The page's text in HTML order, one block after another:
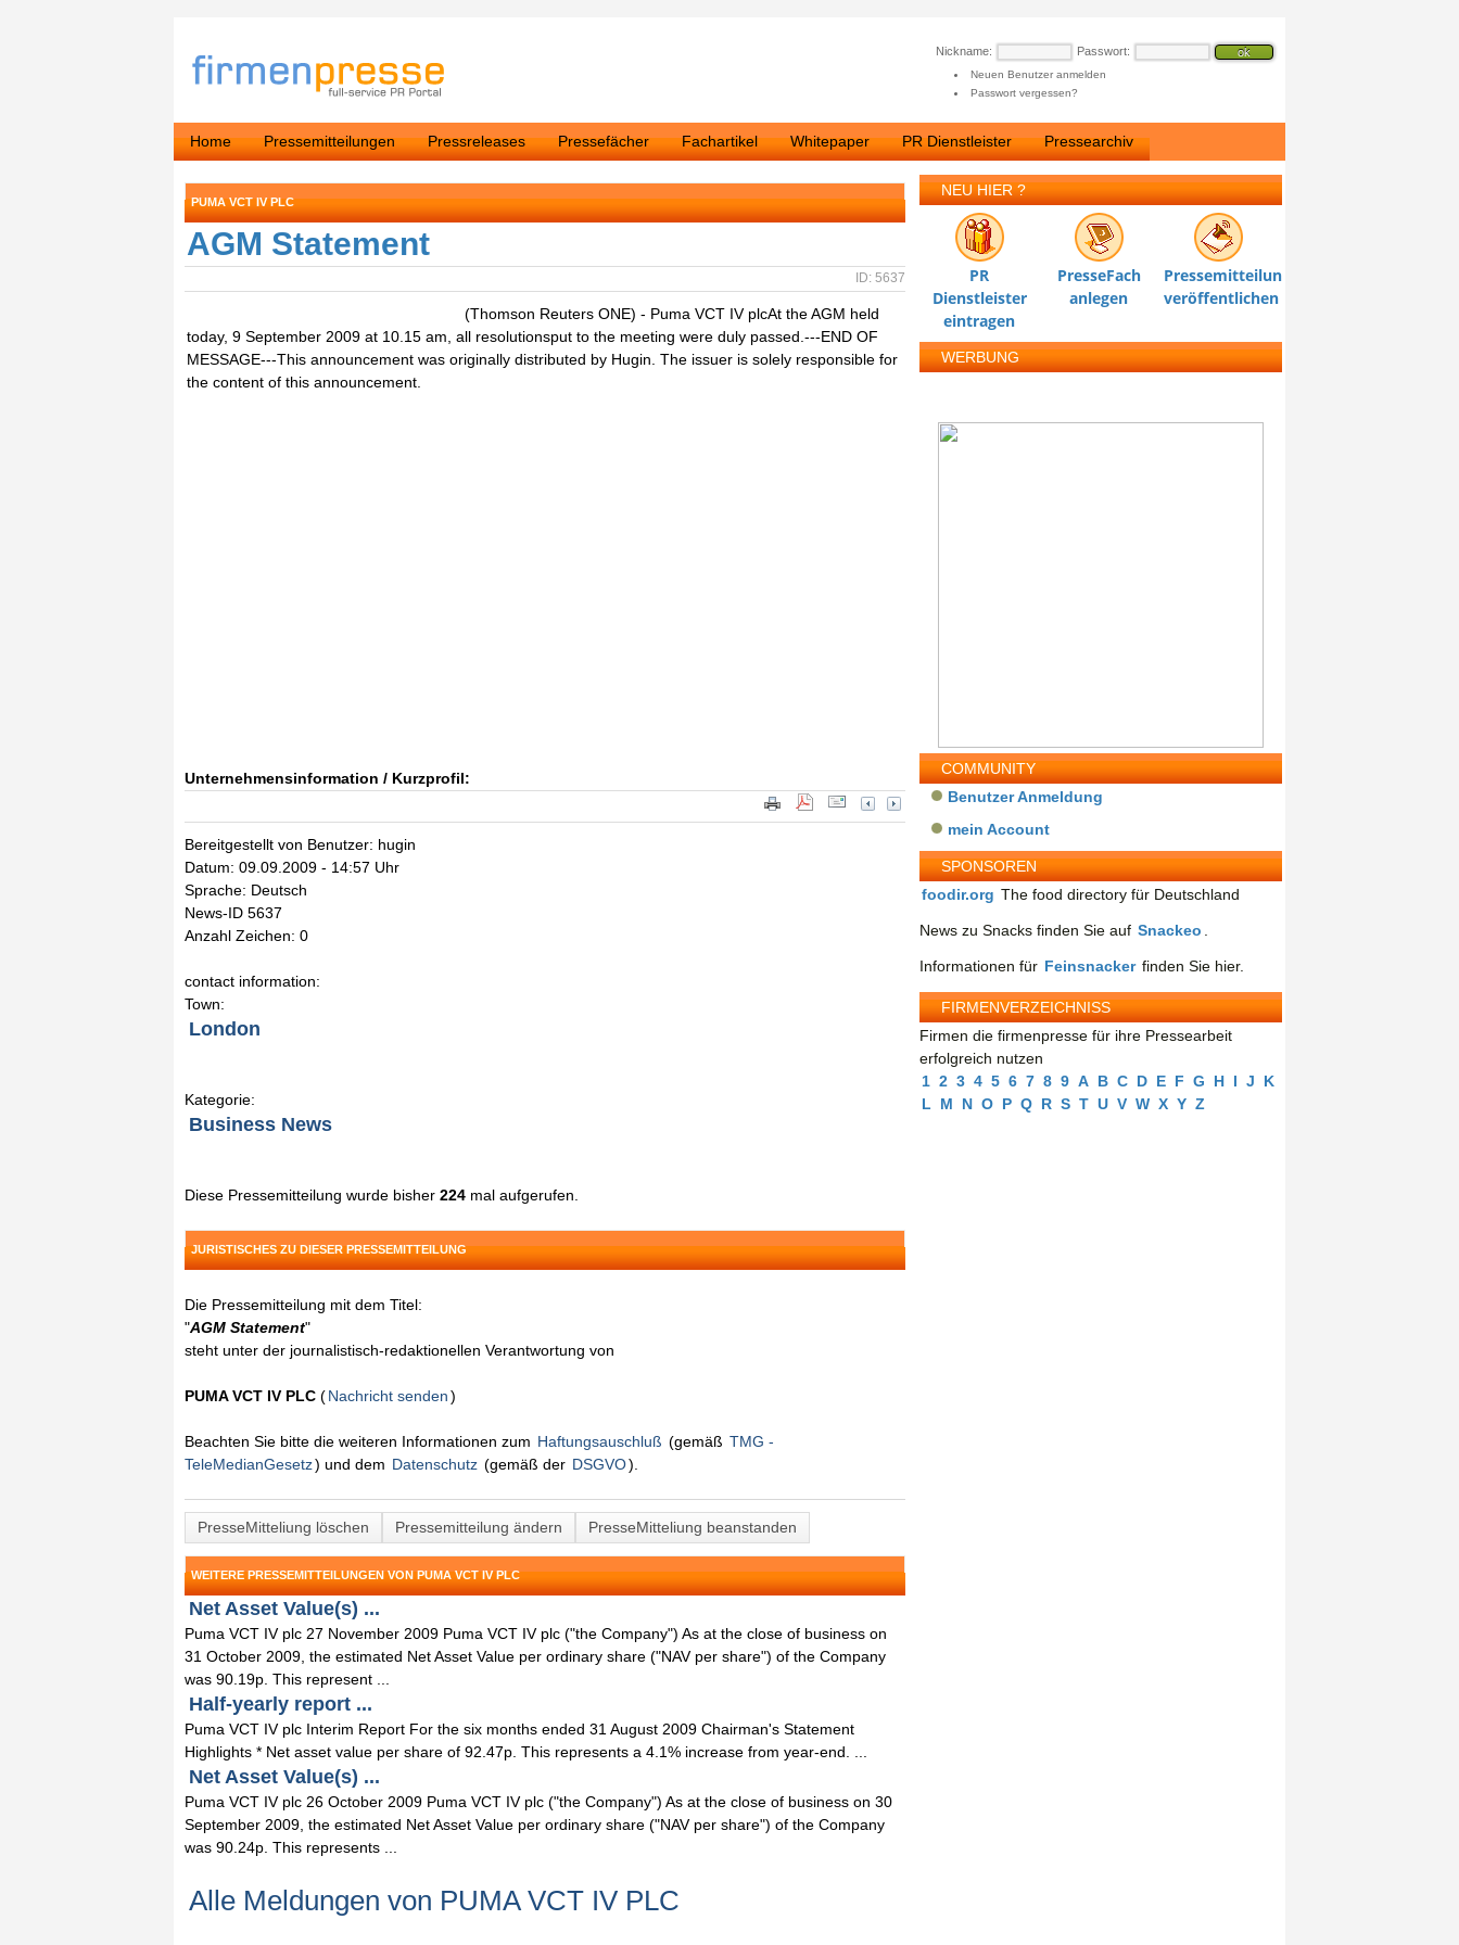
Nickname: Passwort:
Neuen Benutzer anmelden
Passwort vergessen?
Home Pressemitteilungen Pressreleases Pressefächer Fachartikel Whitepaper PR Dienstleister Pressearchiv
PUMA VCT IV PLC
AGM Statement
ID: 5637
(Thomson Reuters ONE) - Puma VCT IV plcAt the AGM held
today, 9 September 2009 at 10.15 am, all resolutionsput to the meeting were duly passed.---END OF
MESSAGE---This announcement was originally distributed by Hugin. The issuer is solely responsible for
the content of this announcement.
Unternehmensinformation / Kurzprofil:
Bereitgestellt von Benutzer: hugin
Datum: 09.09.2009 - 14:57 Uhr
Sprache: Deutsch
News-ID 5637
Anzahl Zeichen: 0
contact information:
Town:
London
Kategorie:
Business News
Diese Pressemitteilung wurde bisher 224 mal aufgerufen.
JURISTISCHES ZU DIESER PRESSEMITTEILUNG
Die Pressemitteilung mit dem Titel:
"AGM Statement"
steht unter der journalistisch-redaktionellen Verantwortung von
PUMA VCT IV PLC (Nachricht senden)
Beachten Sie bitte die weiteren Informationen zum Haftungsauschluß (gemäß TMG -
TeleMedianGesetz) und dem Datenschutz (gemäß der DSGVO).
PresseMitteliung löschen Pressemitteilung ändern PresseMitteliung beanstanden
WEITERE PRESSEMITTEILUNGEN VON PUMA VCT IV PLC
Net Asset Value(s) ...
Puma VCT IV plc 27 November 2009 Puma VCT IV plc ("the Company") As at the close of business on
31 October 2009, the estimated Net Asset Value per ordinary share ("NAV per share") of the Company
was 90.19p. This represent ...
Half-yearly report ...
Puma VCT IV plc Interim Report For the six months ended 31 August 2009 Chairman's Statement
Highlights * Net asset value per share of 92.47p. This represents a 4.1% increase from year-end. ...
Net Asset Value(s) ...
Puma VCT IV plc 26 October 2009 Puma VCT IV plc ("the Company") As at the close of business on 30
September 2009, the estimated Net Asset Value per ordinary share ("NAV per share") of the Company
was 90.24p. This represents ...
Alle Meldungen von PUMA VCT IV PLC
NEU HIER ?
PR
Dienstleister
eintragen
PresseFach
anlegen
Pressemitteilung
veröffentlichen
WERBUNG
COMMUNITY
Benutzer Anmeldung
mein Account
SPONSOREN
foodir.org The food directory für Deutschland
News zu Snacks finden Sie auf Snackeo
Informationen für Feinsnacker finden Sie hier.
FIRMENVERZEICHNISS
Firmen die firmenpresse für ihre Pressearbeit
erfolgreich nutzen
1 2 3 4 5 6 7 8 9 A B C D E F G H I J
K
L
M N O P Q R S T U V W X Y Z